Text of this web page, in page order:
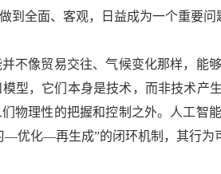
到全面、客观，日益成为一个重要问
像贸易交往、气候变化那样，能
型，它们本身是技术，而非技术产
物理性的把握和控制之外。人工智
优化—再生成”的闭环机制，其行为